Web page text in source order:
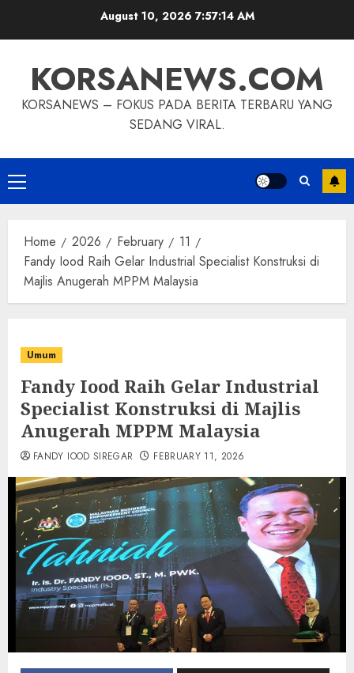
August 10, 2026 7:57:14 AM
KORSANEWS.COM
KORSANEWS – FOKUS PADA BERITA TERBARU YANG
SEDANG VIRAL.
Primary
Menu
Home 2026 February
11
Fandy Iood Raih Gelar Industrial Specialist Konstruksi di
Majlis Anugerah MPPM Malaysia
Umum
Fandy Iood Raih Gelar Industrial
Specialist Konstruksi di Majlis
Anugerah MPPM Malaysia
FANDY IOOD SIREGAR FEBRUARY 11, 2026